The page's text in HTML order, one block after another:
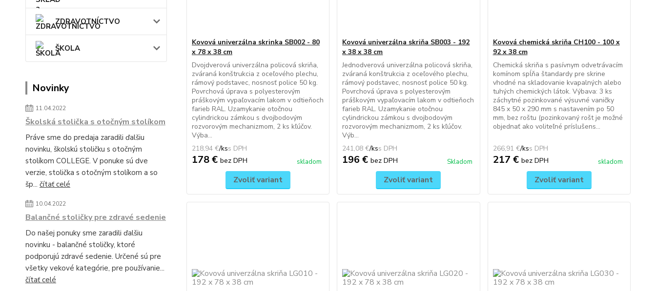
ZDRAVOTNÍCTVO
ŠKOLA
Novinky
11.04.2022
Školská stolička s otočným stolíkom
Práve sme do predaja zaradili ďalšiu
novinku, školskú stoličku s otočným
stolíkom COLLEGE. V ponuke sú dve
verzie, stolička s otočným stolíkom a so
šp... čítať celé
10.04.2022
Balančné stoličky pre zdravé sedenie
Do našej ponuky sme zaradili ďalšiu
novinku - balančné stoličky, ktoré
podporujú zdravé sedenie. Určené sú pre
všetky vekové kategórie, pre používanie...
čítať celé
Kovová univerzálna skrinka SB002 - 80
x 78 x 38 cm
Dvojdverová univerzálna policová skriňa,
zváraná konštrukcia z oceľového plechu,
rámový podstavec, nosnosť police 50 kg.
Povrchová úprava s polyesterovým
práškovým vypaľovacím lakom v odtieňoch
farieb RAL. Uzamykanie otočnou
cylindrickou zámkou s dvojbodovým
rozvorovým mechanizmom, 2 ks kľúčov.
Výba...
218,94 €/ks
178 € bez DPH skladom
Zvoliť variant
Kovová univerzálna skriňa SB003 - 192
x 38 x 38 cm
Jednodverová univerzálna policová skriňa,
zváraná konštrukcia z oceľového plechu,
rámový podstavec, nosnosť police 50 kg.
Povrchová úprava s polyesterovým
práškovým vypaľovacím lakom v odtieňoch
farieb RAL. Uzamykanie otočnou
cylindrickou zámkou s dvojbodovým
rozvorovým mechanizmom, 2 ks kľúčov.
Výb...
241,08 €/ks
196 €bez DPH Skladom
Zvoliť variant
Kovová chemická skriňa CH100 - 100 x
92 x 38 cm
Chemická skriňa s pasívnym odvetrávacím
komínom spĺňa štandardy pre skrine
vhodné na skladovanie kvapalných alebo
tuhých chemických látok. Výbava: 3 ks
záchytné pozinkované výsuvné vaničky
845 x 50 x 290 mm s nastavením po 50
mm, bez roštu (pozinkovaný rošt je možné
objednať ako voliteľné príslušens...
266,91 €/ks
217 € bez DPH skladom
Zvoliť variant